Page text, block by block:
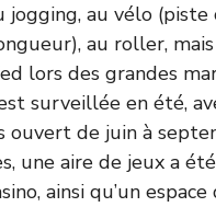
jogging, au vélo
au roller, mais
lors des grandes
surveillée en été,
ouvert de juin à
une aire de jeux a
ainsi qu’un